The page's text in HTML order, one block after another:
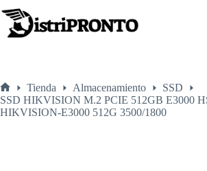
al
contenido
Inicio
Tienda Almacenamiento
SSD
SSD HIKVISION M.2 PCIE 512GB E3000
HIKVISION-E3000 512G 3500/1800